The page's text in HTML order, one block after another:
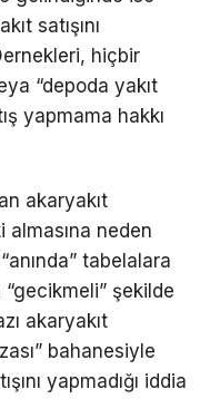
satışını
hiçbir
“depoda yakıt
yapmama hakkı
akaryakıt
neden
tabelalara
“gecikmeli” şekilde
akaryakıt
bahanesiyle
yapmadığı iddia